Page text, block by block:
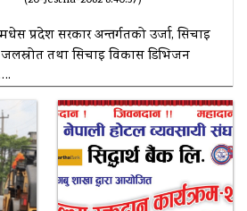
प्रदेश सरकार अन्तर्गतको उर्जा, सिचाइ
तथा सिचाइ विकास डिभिजन